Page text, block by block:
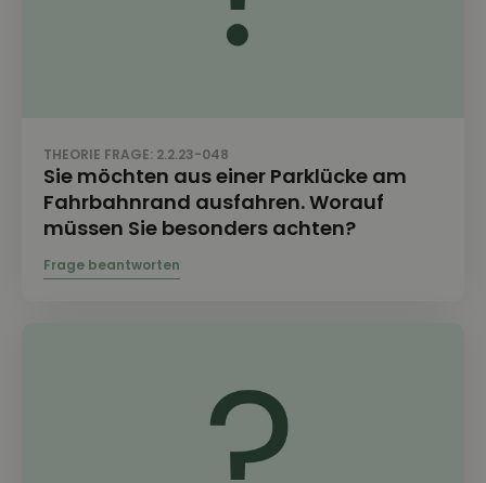
THEORIE FRAGE: 2.2.23-048
Sie möchten aus einer Parklücke am
Fahrbahnrand ausfahren. Worauf
müssen Sie besonders achten?